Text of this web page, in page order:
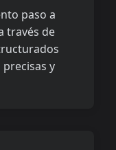
paso a
través de
y